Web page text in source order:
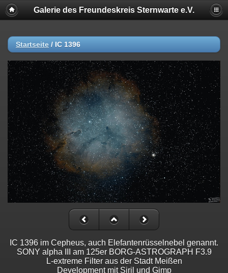
Galerie des Freundeskreis Sternwarte e.V.
Startseite / IC 1396
IC 1396 im Cepheus, auch Elefantenrüsselnebel genannt.
SONY alpha III am 125er BORG-ASTROGRAPH F3.9
L-extreme Filter aus der Stadt Meißen
Development mit Siril und Gimp